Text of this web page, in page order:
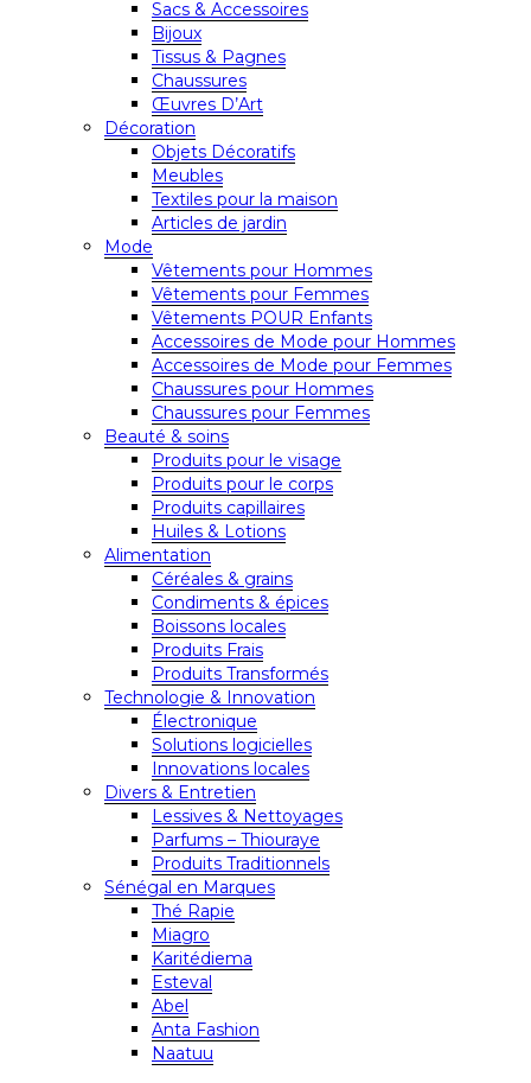
Sacs & Accessoires
Bijoux
Tissus & Pagnes
Chaussures
Œuvres D’Art
Décoration
Objets Décoratifs
Meubles
Textiles pour la maison
Articles de jardin
Mode
Vêtements pour Hommes
Vêtements pour Femmes
Vêtements POUR Enfants
Accessoires de Mode pour Hommes
Accessoires de Mode pour Femmes
Chaussures pour Hommes
Chaussures pour Femmes
Beauté & soins
Produits pour le visage
Produits pour le corps
Produits capillaires
Huiles & Lotions
Alimentation
Céréales & grains
Condiments & épices
Boissons locales
Produits Frais
Produits Transformés
Technologie & Innovation
Électronique
Solutions logicielles
Innovations locales
Divers & Entretien
Lessives & Nettoyages
Parfums – Thiouraye
Produits Traditionnels
Sénégal en Marques
Thé Rapie
Miagro
Karitédiema
Esteval
Abel
Anta Fashion
Naatuu